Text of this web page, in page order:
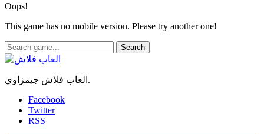
Oops!
This game has no mobile version. Please try another one!
Search
العاب فلاش جيمزاوي.
Facebook
Twitter
RSS